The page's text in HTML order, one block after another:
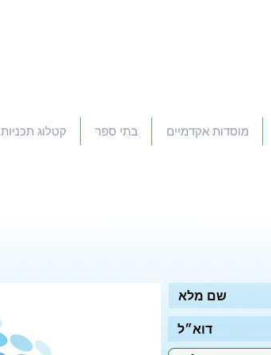
קטלוג תכניות בתי ספר מוסדות אקדמיים